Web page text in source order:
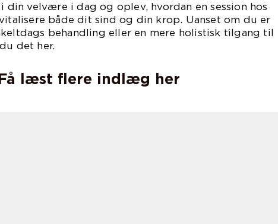
din velvære i dag og oplev, hvordan en session hos
både dit sind og din krop. Uanset om du er
behandling eller en mere holistisk tilgang til
det her.
læst flere indlæg her